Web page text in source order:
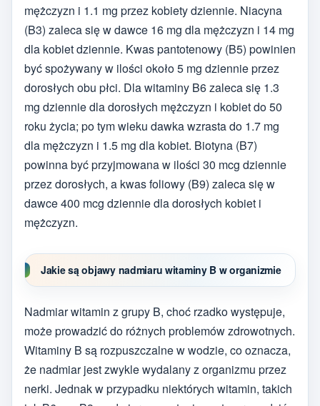
mężczyzn i 1.1 mg przez kobiety dziennie. Niacyna
(B3) zaleca się w dawce 16 mg dla mężczyzn i 14 mg
dla kobiet dziennie. Kwas pantotenowy (B5) powinien
być spożywany w ilości około 5 mg dziennie przez
dorosłych obu płci. Dla witaminy B6 zaleca się 1.3
mg dziennie dla dorosłych mężczyzn i kobiet do 50
roku życia; po tym wieku dawka wzrasta do 1.7 mg
dla mężczyzn i 1.5 mg dla kobiet. Biotyna (B7)
powinna być przyjmowana w ilości 30 mcg dziennie
przez dorosłych, a kwas foliowy (B9) zaleca się w
dawce 400 mcg dziennie dla dorosłych kobiet i
mężczyzn.
Jakie są objawy nadmiaru witaminy B w organizmie
Nadmiar witamin z grupy B, choć rzadko występuje,
może prowadzić do różnych problemów zdrowotnych.
Witaminy B są rozpuszczalne w wodzie, co oznacza,
że nadmiar jest zwykle wydalany z organizmu przez
nerki. Jednak w przypadku niektórych witamin, takich